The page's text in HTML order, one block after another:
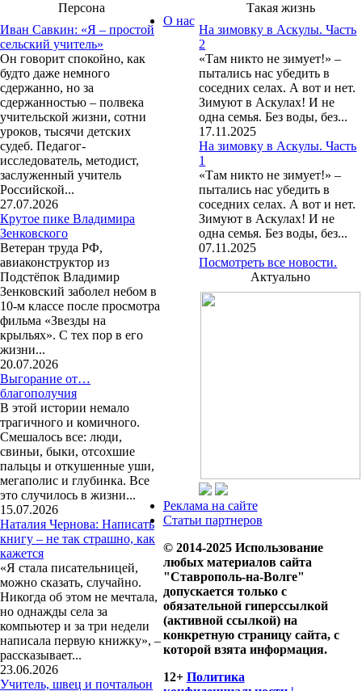
Персона
Иван Савкин: «Я – простой
сельский учитель»
Он говорит спокойно, как
будто даже немного
сдержанно, но за
сдержанностью – полвека
учительской жизни, сотни
уроков, тысячи детских
судеб. Педагог-
исследователь, методист,
заслуженный учитель
Российской...
27.07.2026
Крутое пике Владимира
Зенковского
Ветеран труда РФ,
авиаконструктор из
Подстёпок Владимир
Зенковский заболел небом в
10-м классе после просмотра
фильма «Звезды на
крыльях». С тех пор в его
жизни...
20.07.2026
Выгорание от…
благополучия
В этой истории немало
трагичного и комичного.
Смешалось все: люди,
свиньи, быки, отсохшие
пальцы и откушенные уши,
мегаполис и глубинка. Все
это случилось в жизни...
15.07.2026
Наталия Чернова: Написать
книгу – не так страшно, как
кажется
«Я стала писательницей,
можно сказать, случайно.
Никогда об этом не мечтала,
но однажды села за
компьютер и за три недели
написала первую книжку», –
рассказывает...
23.06.2026
Учитель, швец и почтальон
Такая жизнь
На зимовку в Аскулы. Часть
2
«Там никто не зимует!» –
пытались нас убедить в
соседних селах. А вот и нет.
Зимуют в Аскулах! И не
одна семья. Без воды, без...
17.11.2025
На зимовку в Аскулы. Часть
1
«Там никто не зимует!» –
пытались нас убедить в
соседних селах. А вот и нет.
Зимуют в Аскулах! И не
одна семья. Без воды, без...
07.11.2025
Посмотреть все новости.
Актуально
О нас
Реклама на сайте
Статьи партнеров
© 2014-2025 Использование
любых материалов сайта
"Ставрополь-на-Волге"
допускается только с
обязательной гиперссылкой
(активной ссылкой) на
конкретную страницу сайта, с
которой взята информация.
12+ Политика